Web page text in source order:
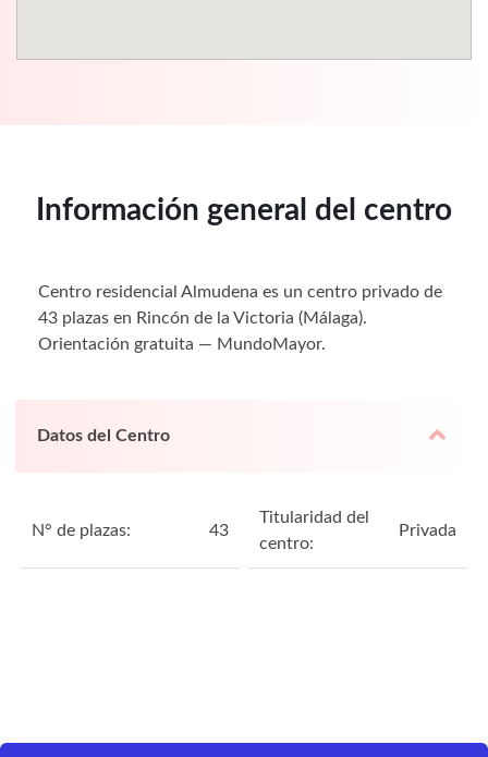
Información general del centro
Centro residencial Almudena es un centro privado de
43 plazas en Rincón de la Victoria (Málaga).
Orientación gratuita — MundoMayor.
Datos del Centro
N° de plazas: 43
Titularidad del
centro:
Privada